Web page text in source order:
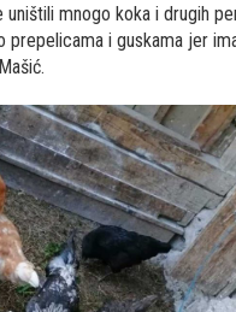
mnogo koka i drugih
prepelicama i guskama jer